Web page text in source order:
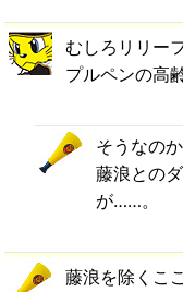
むしろリリー
プルペンの高
そうなのか
藤浪との
が……。
藤浪を除くこ